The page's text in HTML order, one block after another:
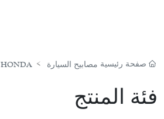
صفحة رئيسية مصابيح السيارة HONDA
فئة المنتج